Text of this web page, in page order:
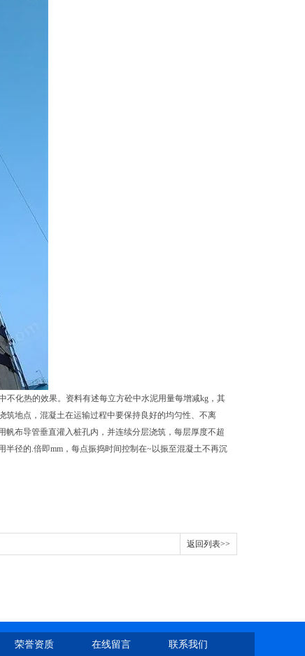
化热的效果。资料有述每立方砼中水泥用量每增减kg，其
地点，混凝土在运输过程中要保持良好的均匀性、不离
布导管垂直灌入桩孔内，并连续分层浇筑，每层厚度不超
径的.倍即mm，每点振捣时间控制在~以振至混凝土不再沉
返回列表>>
荣誉资质 在线留言 联系我们